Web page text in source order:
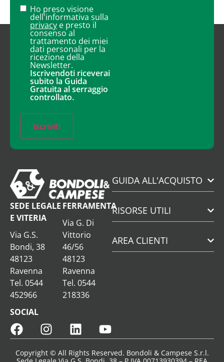
Ho preso visione
dell'informativa sulla
privacy e presto il
consenso al
trattamento dei miei
dati personali per la
ricezione della
Newsletter.
Iscrivendoti riceverai
subito la Guida
Gratuita al serraggio
controllato.
Iscriviti
SEDE LEGALE
E VITERIA
Via G.S.
Bondi, 38
48123
Ravenna
Tel. 0544
452966
FERRAMENTA
Via G. Di
Vittorio
46/56
48123
Ravenna
Tel. 0544
218336
SOCIAL
GUIDA ALL'ACQUISTO
RISORSE UTILI
AREA CLIENTI
Copyright © All Rights Reserved. Bondoli & Campese S.r.l.